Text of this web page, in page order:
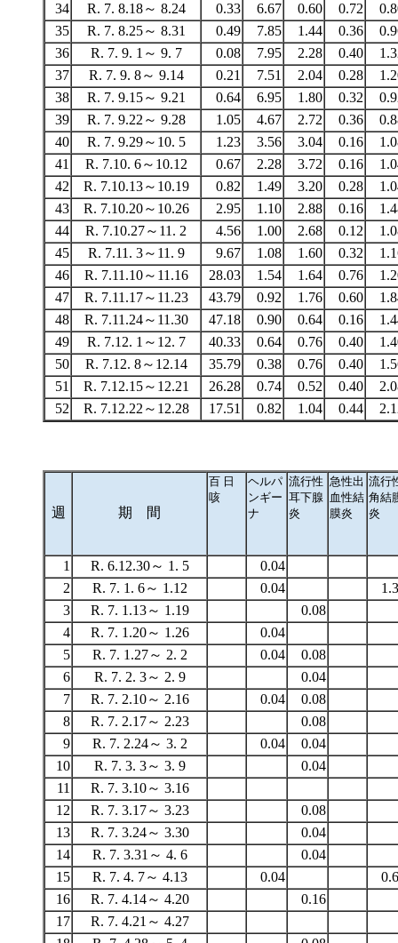
34
R. 7. 8.18～ 8.24 0.33 6.67 0.60 0.72
35
R. 7. 8.25～ 8.31 0.49 7.85 1.44 0.36
36
R. 7. 9. 1～ 9. 7 0.08 7.95 2.28 0.40
37
R. 7. 9. 8～ 9.14 0.21 7.51 2.04 0.28
38
R. 7. 9.15～ 9.21 0.64 6.95 1.80 0.32
39
R. 7. 9.22～ 9.28 1.05 4.67 2.72 0.36
40
R. 7. 9.29～10. 5 1.23 3.56 3.04 0.16
41
R. 7.10. 6～10.12 0.67 2.28 3.72 0.16
42
R. 7.10.13～10.19 0.82 1.49 3.20 0.28
43
R. 7.10.20～10.26 2.95 1.10 2.88 0.16
44
R. 7.10.27～11. 2 4.56 1.00 2.68 0.12
45
R. 7.11. 3～11. 9 9.67 1.08 1.60 0.32
46
R. 7.11.10～11.16 28.03 1.54 1.64 0.76
47
R. 7.11.17～11.23 43.79 0.92 1.76 0.60
48
R. 7.11.24～11.30 47.18 0.90 0.64 0.16
49
R. 7.12. 1～12. 7 40.33 0.64 0.76 0.40
50
R. 7.12. 8～12.14 35.79 0.38 0.76 0.40
51
R. 7.12.15～12.21 26.28 0.74 0.52 0.40
52
R. 7.12.22～12.28 17.51 0.82 1.04 0.44
週 期 間
百 日
咳
ヘルパ
ンギー
ナ
流行性
耳下腺
炎
急性出
血性結
膜炎
流行
角結
炎
1 R. 6.12.30～ 1. 5
0.04
2
R. 7. 1. 6～ 1.12 0.04
3
R. 7. 1.13～ 1.19
0.08
4
R. 7. 1.20～ 1.26
0.04
5
R. 7. 1.27～ 2. 2 0.04
0.08
6
R. 7. 2. 3～ 2. 9
0.04
7
R. 7. 2.10～ 2.16 0.04
0.08
8
R. 7. 2.17～ 2.23
0.08
9
R. 7. 2.24～ 3. 2 0.04
0.04
10
R. 7. 3. 3～ 3. 9
0.04
11
R. 7. 3.10～ 3.16
12
R. 7. 3.17～ 3.23
0.08
13
R. 7. 3.24～ 3.30
0.04
14
R. 7. 3.31～ 4. 6
0.04
15
R. 7. 4. 7～ 4.13 0.04
16
R. 7. 4.14～ 4.20
0.16
17
R. 7. 4.21～ 4.27